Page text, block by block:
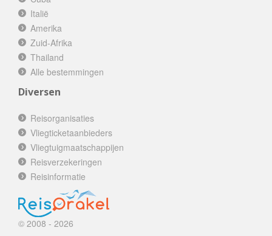
Italië
Amerika
Zuid-Afrika
Thailand
Alle bestemmingen
Diversen
Reisorganisaties
Vliegticketaanbieders
Vliegtuigmaatschappijen
Reisverzekeringen
Reisinformatie
© 2008 - 2026